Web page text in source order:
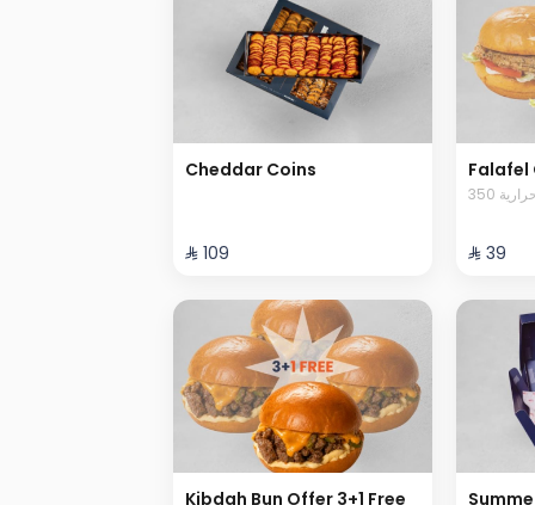
Cheddar Coins
⁨⁦‪‬ 109⁩
Falafel
⁨⁦‪‬ 39⁩
Kibdah Bun Offer 3+1 Free